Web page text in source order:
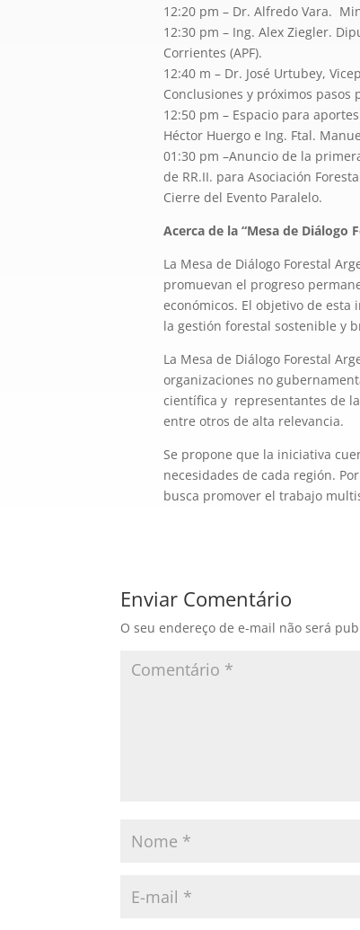
12:20 pm – Dr. Alfredo Vara.
12:30 pm – Ing. Alex Ziegler.
Corrientes (APF).
12:40 m – Dr. José Urtubey,
Conclusiones y próximos
12:50 pm – Espacio para
Héctor Huergo e Ing. Ftal.
01:30 pm –Anuncio de la
de RR.II. para Asociación
Cierre del Evento Paralelo.
Acerca de la “Mesa de Diálogo
La Mesa de Diálogo Forestal
promuevan el progreso
económicos. El objetivo de
la gestión forestal sostenible y
La Mesa de Diálogo Forestal
organizaciones no
científica y representantes de
entre otros de alta relevancia.
Se propone que la iniciativa
necesidades de cada región.
busca promover el trabajo
Enviar Comentário
O seu endereço de e-mail não será